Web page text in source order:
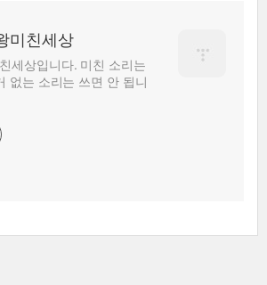
미친세상
세상입니다. 미친 소리는
없는 소리는 쓰면 안 됩니